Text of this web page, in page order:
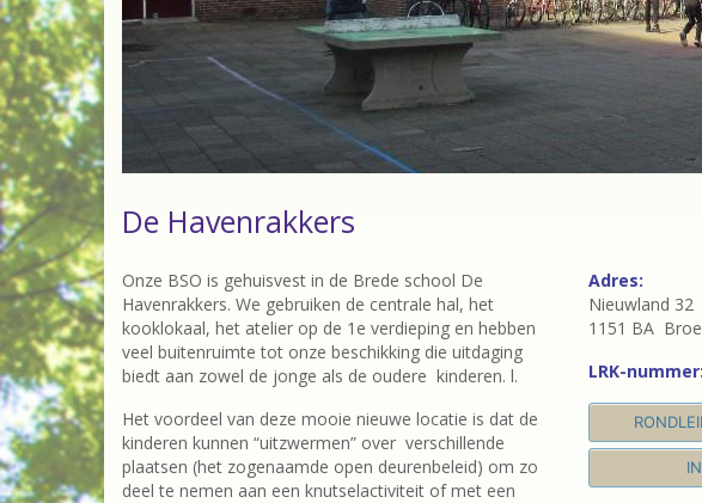
De Havenrakkers
Onze BSO is gehuisvest in de Brede school De
Havenrakkers. We gebruiken de centrale hal, het
kooklokaal, het atelier op de 1e verdieping en hebben
veel buitenruimte tot onze beschikking die uitdaging
biedt aan zowel de jonge als de oudere kinderen. l.
Het voordeel van deze mooie nieuwe locatie is dat de
kinderen kunnen “uitzwermen” over verschillende
plaatsen (het zogenaamde open deurenbeleid) om zo
deel te nemen aan een knutselactiviteit of met een
Adres:
Nieuwland 32
1151 BA
LRK-